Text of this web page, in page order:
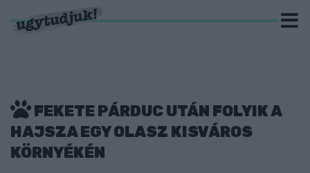
FEKETE PÁRDUC UTÁN FOLYIK A
HAJSZA EGY OLASZ KISVÁROS
KÖRNYÉKÉN